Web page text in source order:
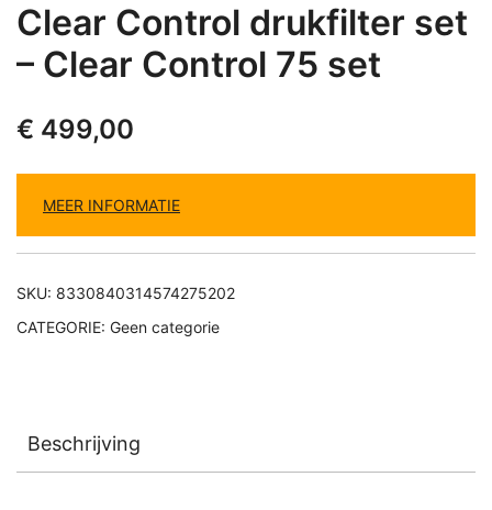
Clear Control drukfilter set
– Clear Control 75 set
€ 499,00
MEER INFORMATIE
SKU: 8330840314574275202
CATEGORIE: Geen categorie
Beschrijving